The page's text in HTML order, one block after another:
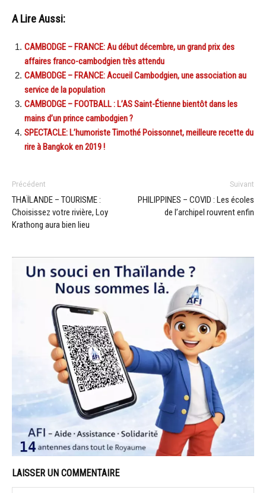
A Lire Aussi:
CAMBODGE – FRANCE: Au début décembre, un grand prix des
affaires franco-cambodgien très attendu
CAMBODGE – FRANCE: Accueil Cambodgien, une association au
service de la population
CAMBODGE – FOOTBALL : L’AS Saint-Étienne bientôt dans les
mains d’un prince cambodgien ?
SPECTACLE: L’humoriste Timothé Poissonnet, meilleure recette du
rire à Bangkok en 2019 !
Précédent
THAÏLANDE – TOURISME :
Choisissez votre rivière, Loy
Krathong aura bien lieu
Suivant
PHILIPPINES – COVID : Les écoles
de l’archipel rouvrent enfin
LAISSER UN COMMENTAIRE